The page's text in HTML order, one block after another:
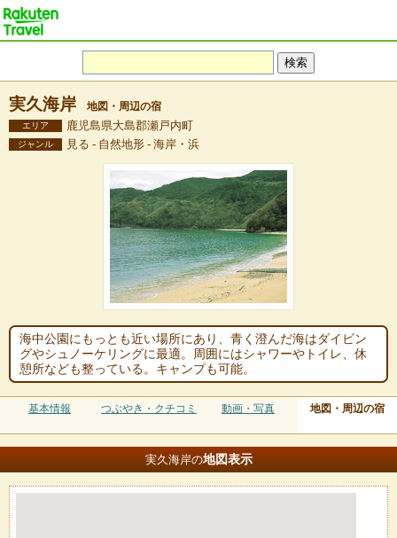
実久海岸 地図・周辺の宿
エリア 鹿児島県大島郡瀬戸内町
ジャンル 見る - 自然地形 - 海岸・浜
海中公園にもっとも近い場所にあり、青く澄んだ海はダイビン
グやシュノーケリングに最適。周囲にはシャワーやトイレ、休
憩所なども整っている。キャンプも可能。
基本情報 つぶやき・クチコミ 動画・写真 地図・周辺の宿
実久海岸の地図表示